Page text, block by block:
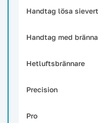
Handtag lösa sievert
Handtag med
Hetluftsbrännare
Precision
Pro